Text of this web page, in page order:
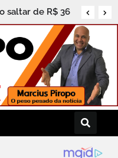
saltar de R$ 36
primeiro